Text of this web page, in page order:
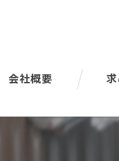
会社概要